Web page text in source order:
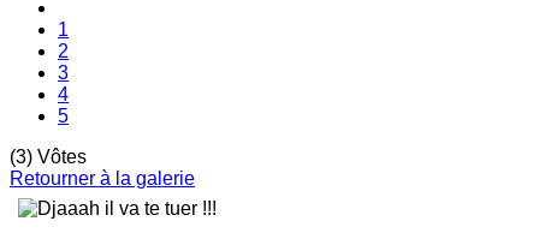
1
2
3
4
5
(3) Vôtes
Retourner à la galerie